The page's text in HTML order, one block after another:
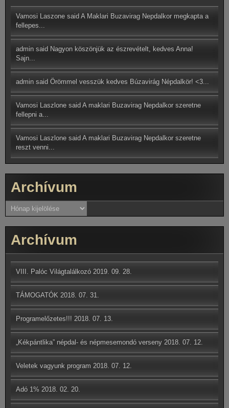
Vamosi Laszone said A Maklari Buzavirag Nepdalkor megkapta a
fellepes...
admin said Nagyon köszönjük az észrevételt, kedves Anna!
Sajn...
admin said Örömmel vesszük kedves Búzavirág Népdalkör! <3...
Vamosi Laszlone said A maklari Buzavirag Nepdalkor szeretne
fellepni a...
Vamosi Laszlone said A maklari Buzavirag Nepdalkor szeretne
reszt venni...
Archívum
Archívum
Archívum
VIII. Palóc Világtalálkozó 2019. 09. 28.
TÁMOGATÓK 2018. 07. 31.
Programelőzetes!!! 2018. 07. 13.
„Kékpántlika” népdal- és népmesemondó verseny 2018. 07. 12.
Veletek vagyunk program 2018. 07. 12.
Adó 1% 2018. 02. 20.